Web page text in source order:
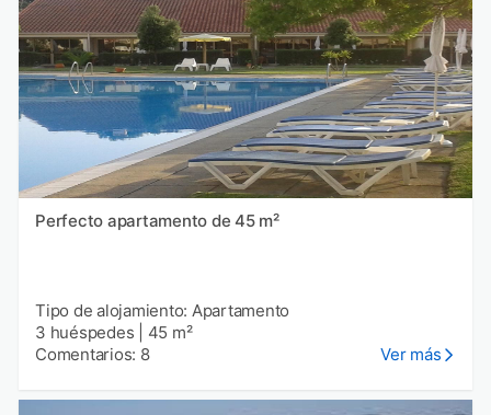
Perfecto apartamento de 45 m²
Tipo de alojamiento: Apartamento
3 huéspedes
45 m²
Comentarios: 8
Ver más